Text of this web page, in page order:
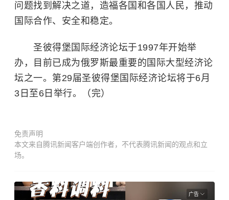
问题找到解决之道，造福各国和各国人民，推动
国际合作、安全和稳定。
圣彼得堡国际经济论坛于1997年开始举
办，目前已成为俄罗斯最重要的国际大型经济论
坛之一。第29届圣彼得堡国际经济论坛将于6月
3日至6日举行。（完）
免责声明
本文来自腾讯新闻客户端创作者，不代表腾讯新闻的观点和立
场。
广告